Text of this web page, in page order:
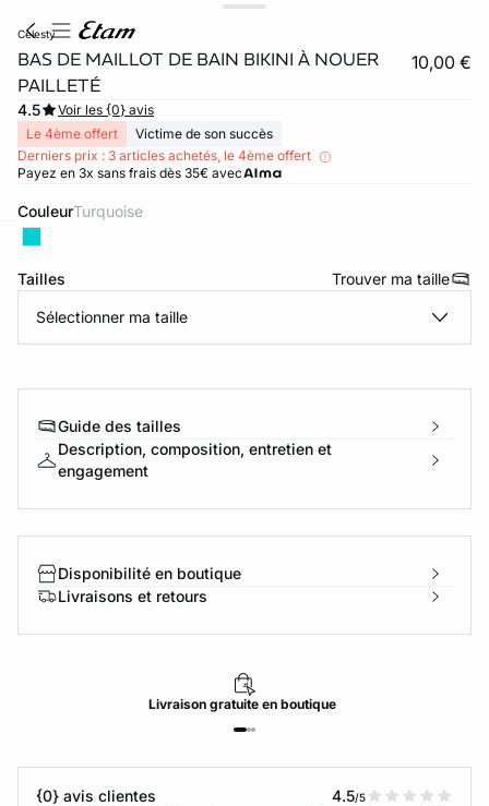
celesty
BAS DE MAILLOT DE BAIN BIKINI À NOUER
PAILLETÉ
10,00 €
4.5
Voir les {0} avis
Le 4ème offert
Victime de son succès
Derniers prix : 3 articles achetés, le 4ème offert
Payez en 3x sans frais dès 35€ avec
Couleur turquoise
Tailles Trouver ma taille
Sélectionner ma taille
Guide des tailles
Description, composition, entretien et
engagement
Disponibilité en boutique
Livraisons et retours
Livraisongratuiteen boutique
{0} avis clientes 4.5/5